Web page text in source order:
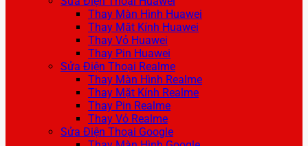
Thay Màn Hình Huawei
Thay Mặt Kính Huawei
Thay Vỏ Huawei
Thay Pin Huawei
Sửa Điện Thoại Realme
Thay Màn Hình Realme
Thay Mặt Kính Realme
Thay Pin Realme
Thay Vỏ Realme
Sửa Điện Thoại Google